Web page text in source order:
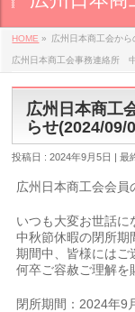
HOME » 広州日本商工会から
広州日本商工会事務連絡所
広州日本商工
らせ(2024/09/
投稿日 : 2024年9月5日 最
広州日本商工会会員
いつも大変お世話に
中秋節休暇の閉所期
期間中、皆様にはご
何卒ご容赦ご理解を
閉所期間：2024年9